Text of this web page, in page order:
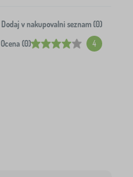
Ocena (0) 4
Dodaj v nakupovalni seznam (0)